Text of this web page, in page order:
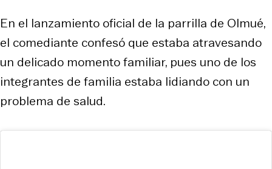
En el lanzamiento oficial de la parrilla de Olmué,
el comediante confesó que estaba atravesando
un delicado momento familiar, pues uno de los
integrantes de familia estaba lidiando con un
problema de salud.